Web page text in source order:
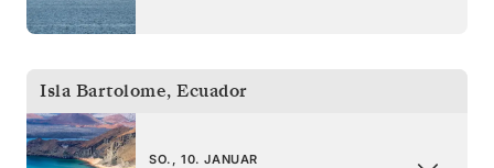
Isla Bartolome, Ecuador
SO., 10. JANUAR